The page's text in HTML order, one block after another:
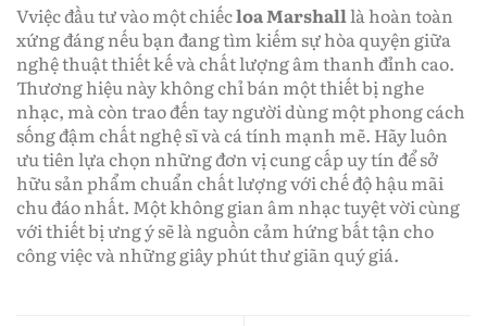
Vviệc đầu tư vào một chiếcloa Marshalllà hoàn toàn
xứng đáng nếu bạn đang tìm kiếm sự hòa quyện giữa
nghệ thuật thiết kế và chất lượng âm thanh đỉnh cao.
Thương hiệu này không chỉ bán một thiết bị nghe
nhạc, mà còn trao đến tay người dùng một phong cách
sống đậm chất nghệ sĩ và cá tính mạnh mẽ. Hãy luôn
ưu tiên lựa chọn những đơn vị cung cấp uy tín để sở
hữu sản phẩm chuẩn chất lượng với chế độ hậu mãi
chu đáo nhất. Một không gian âm nhạc tuyệt vời cùng
với thiết bị ưng ý sẽ là nguồn cảm hứng bất tận cho
công việc và những giây phút thư giãn quý giá.